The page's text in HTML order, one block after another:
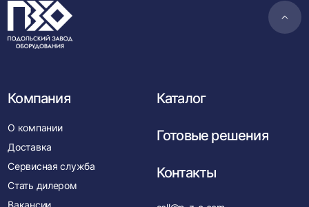
в
Компания
О компании
Доставка
Сервисная служба
Стать дилером
Вакансии
Каталог
Готовые решения
Контакты